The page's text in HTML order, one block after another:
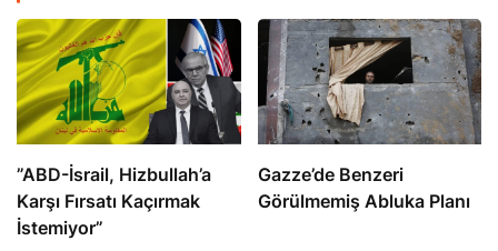
​​​​​​​”ABD-İsrail, Hizbullah’a
Karşı Fırsatı Kaçırmak
İstemiyor”
​​​​​​​Gazze’de Benzeri
Görülmemiş Abluka Planı